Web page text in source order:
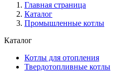
Главная страница
Каталог
Промышленные котлы
Каталог
Котлы для отопления
Твердотопливные котлы